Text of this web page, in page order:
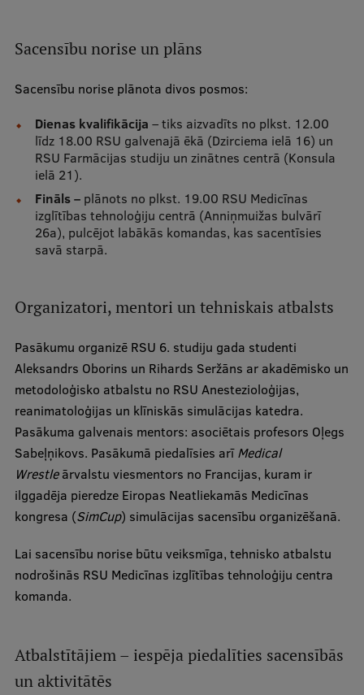
Reitingi
Virtuālā tūre
Ilgtspējīga attīstība
Studiju un vides pieejamība
Dati par 2025. gadu
Suvenīri un grāmatas
Ētikas un līdztiesības mācības
Atvērtā universitāte
Sagatavošanas kursi
Profesionālās pilnveides kursi
ESF kvalifikācijas celšanas kursi
Pedagoģiskās izaugsmes centrs
Pētniecība
Zinātniskie institūti un laboratorijas
Sacensību norise un plāns
Sacensību norise plānota divos posmos:
Dienas kvalifikācija – tiks aizvadīts no plkst. 12.00
līdz 18.00 RSU galvenajā ēkā (Dzirciema ielā 16) un
RSU Farmācijas studiju un zinātnes centrā (Konsula
ielā 21).
Fināls –plānots no plkst. 19.00 RSU Medicīnas
izglītības tehnoloģiju centrā (Anniņmuižas bulvārī
26a), pulcējot labākās komandas, kas sacentīsies
savā starpā.
Organizatori, mentori un tehniskais atbalsts
Pasākumu organizē RSU 6. studiju gada studenti
Aleksandrs Oborins un Rihards Seržāns ar akadēmisko un
metodoloģisko atbalstu no RSU Anestezioloģijas,
reanimatoloģijas un klīniskās simulācijas katedra.
Pasākuma galvenais mentors: asociētais profesors Oļegs
Sabeļņikovs. Pasākumā piedalīsies arīMedical
Wrestleārvalstu viesmentors no Francijas, kuram ir
ilggadēja pieredze Eiropas Neatliekamās Medicīnas
kongresa (SimCup) simulācijas sacensību organizēšanā.
Lai sacensību norise būtu veiksmīga, tehnisko atbalstu
nodrošinās RSU Medicīnas izglītības tehnoloģiju centra
komanda.
Atbalstītājiem – iespēja piedalīties sacensībās
un aktivitātēs